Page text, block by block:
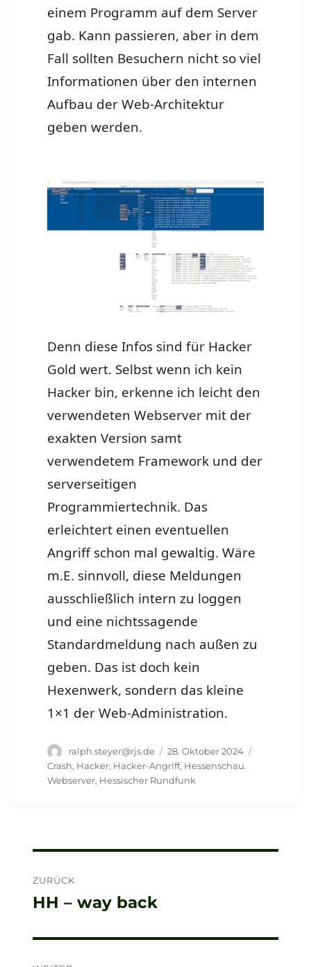
einem Programm auf dem Server
gab. Kann passieren, aber in dem
Fall sollten Besuchern nicht so viel
Informationen über den internen
Aufbau der Web-Architektur
geben werden.
Denn diese Infos sind für Hacker
Gold wert. Selbst wenn ich kein
Hacker bin, erkenne ich leicht den
verwendeten Webserver mit der
exakten Version samt
verwendetem Framework und der
serverseitigen
Programmiertechnik. Das
erleichtert einen eventuellen
Angriff schon mal gewaltig. Wäre
m.E. sinnvoll, diese Meldungen
ausschließlich intern zu loggen
und eine nichtssagende
Standardmeldung nach außen zu
geben. Das ist doch kein
Hexenwerk, sondern das kleine
1×1 der Web-Administration.
Autor
ralph.steyer@rjs.de
Veröffentlicht
am
28. Oktober 2024
Crash, Hacker, Hacker-Angriff, Hessenschau.
Webserver, Hessischer Rundfunk
ZURÜCK
Vorheriger
HH – way back